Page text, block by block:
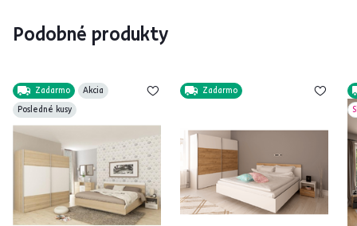
Podobné produkty
Zadarmo
Akcia
Posledné kusy
Zadarmo